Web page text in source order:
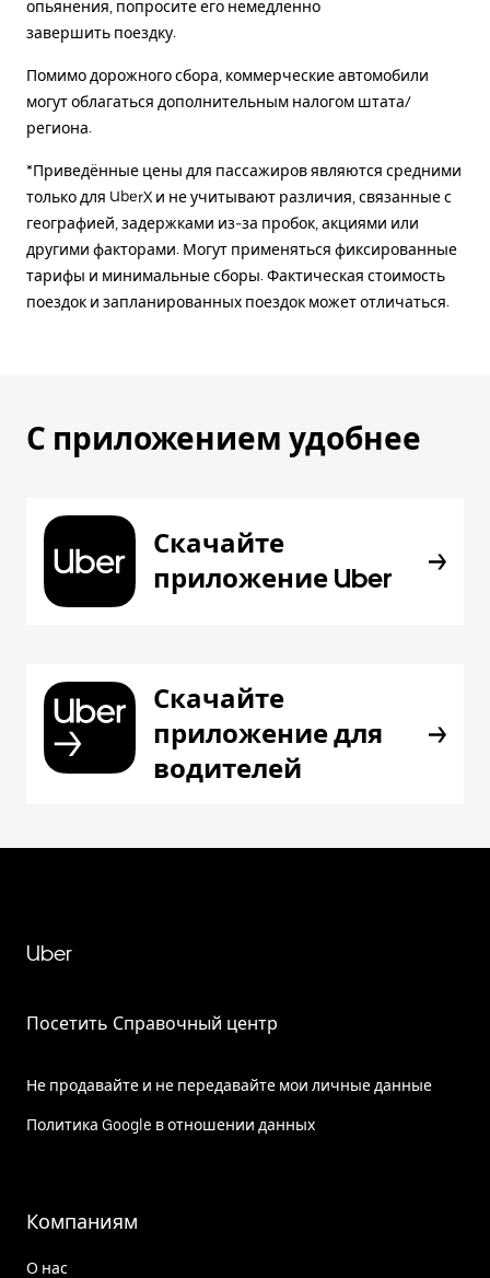
опьянения, попросите его немедленно
завершить поездку.
Помимо дорожного сбора, коммерческие автомобили
могут облагаться дополнительным налогом штата/
региона.
*Приведённые цены для пассажиров являются средними
только для UberX и не учитывают различия, связанные с
географией, задержками из-за пробок, акциями или
другими факторами. Могут применяться фиксированные
тарифы и минимальные сборы. Фактическая стоимость
поездок и запланированных поездок может отличаться.
С приложением удобнее
Скачайте
приложение Uber
Скачайте
приложение для
водителей
Uber
Посетить Справочный центр
Не продавайте и не передавайте мои личные данные
Политика Google в отношении данных
Компаниям
О нас